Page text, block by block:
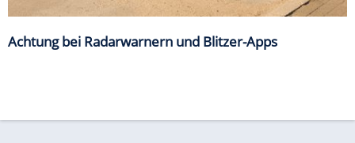
Achtung bei Radarwarnern und Blitzer-Apps